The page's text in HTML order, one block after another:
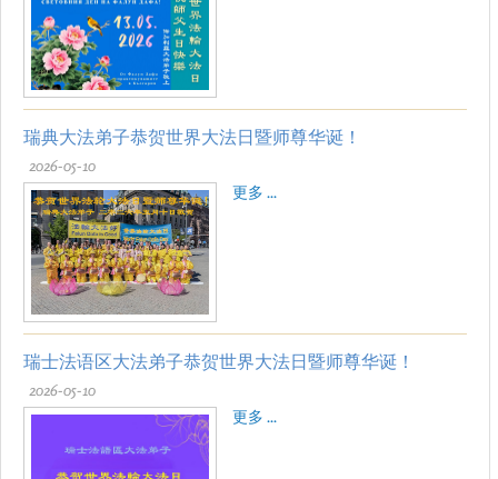
瑞典大法弟子恭贺世界大法日暨师尊华诞！
2026-05-10
更多 ...
瑞士法语区大法弟子恭贺世界大法日暨师尊华诞！
2026-05-10
更多 ...